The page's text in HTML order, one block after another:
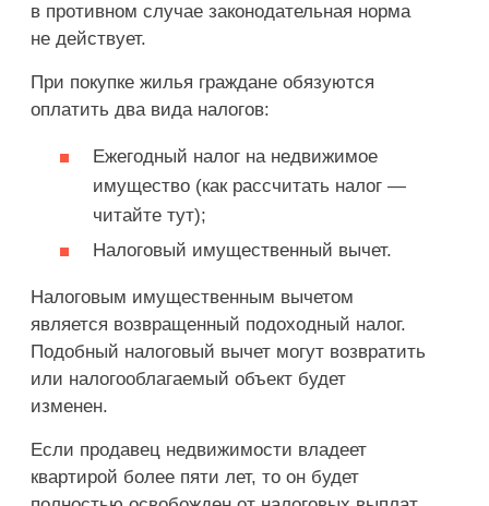
в противном случае законодательная норма
не действует.
При покупке жилья граждане обязуются
оплатить два вида налогов:
Ежегодный налог на недвижимое
имущество (как рассчитать налог —
читайте тут);
Налоговый имущественный вычет.
Налоговым имущественным вычетом
является возвращенный подоходный налог.
Подобный налоговый вычет могут возвратить
или налогооблагаемый объект будет
изменен.
Если продавец недвижимости владеет
квартирой более пяти лет, то он будет